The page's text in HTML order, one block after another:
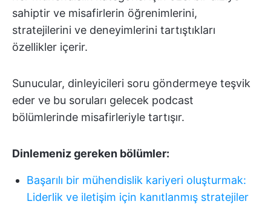
sahiptir ve misafirlerin öğrenimlerini,
stratejilerini ve deneyimlerini tartıştıkları
özellikler içerir.
Sunucular, dinleyicileri soru göndermeye teşvik
eder ve bu soruları gelecek podcast
bölümlerinde misafirleriyle tartışır.
Dinlemeniz gereken bölümler:
Başarılı bir mühendislik kariyeri oluşturmak:
Liderlik ve iletişim için kanıtlanmış stratejiler